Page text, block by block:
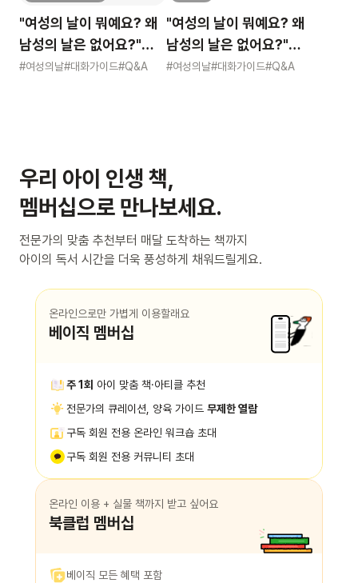
"여성의 날이 뭐예요? 왜
남성의 날은 없어요?"
묻는 어린이에게 이렇게
#여성의날#대화가이드#Q&A
"여성의 날이 뭐예요? 왜
남성의 날은 없어요?"
묻는 어린이에게 이렇게
#여성의날#대화가이드#Q&A
우리 아이 인생 책,
멤버십으로 만나보세요.
전문가의 맞춤 추천부터 매달 도착하는 책까지
아이의 독서 시간을 더욱 풍성하게 채워드릴게요.
온라인으로만 가볍게 이용할래요
베이직 멤버십
주 1회 아이 맞춤 책·아티클 추천
전문가의 큐레이션, 양육 가이드 무제한 열람
구독 회원 전용 온라인 워크숍 초대
구독 회원 전용 커뮤니티 초대
온라인 이용 + 실물 책까지 받고 싶어요
북클럽 멤버십
베이직 모든 혜택 포함